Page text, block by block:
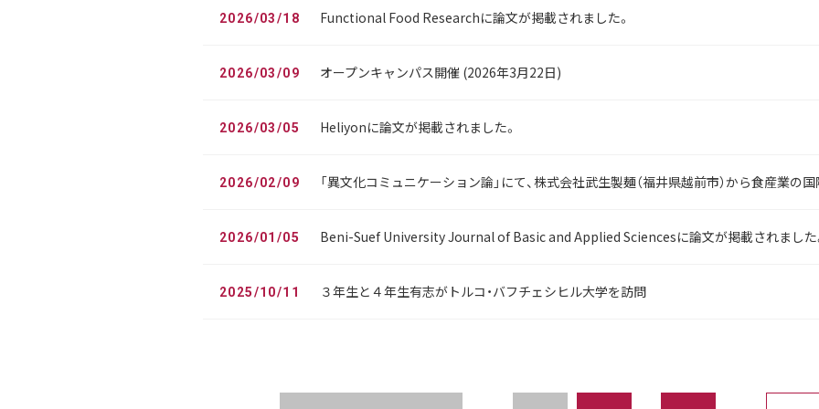
2026/03/18 Functional Food Researchに論文が掲載されました。
2026/03/09 オープンキャンパス開催 (2026年3月22日)
2026/03/05 Heliyonに論文が掲載されました。
2026/02/09 「異文化コミュニケーション論」にて、株式会社武生製麺（福井県越前市）から食産業の
2026/01/05 Beni-Suef University Journal of Basic and Applied Sciencesに論文が掲載されました
2025/10/11 ３年生と４年生有志がトルコ・バフチェシヒル大学を訪問